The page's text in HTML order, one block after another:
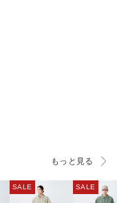
もっと見る
SALE SALE